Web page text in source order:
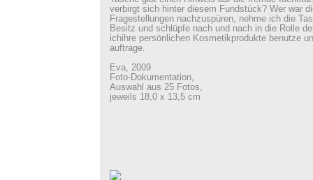
verbirgt sich hinter diesem Fundstück? Wer war
Fragestellungen nachzuspüren, nehme ich die
Besitz und schlüpfe nach und nach in die Rolle
ichihre persönlichen Kosmetikprodukte benutze
auftrage.
Eva, 2009
Foto-Dokumentation,
Auswahl aus 25 Fotos,
jeweils 18,0 x 13,5 cm